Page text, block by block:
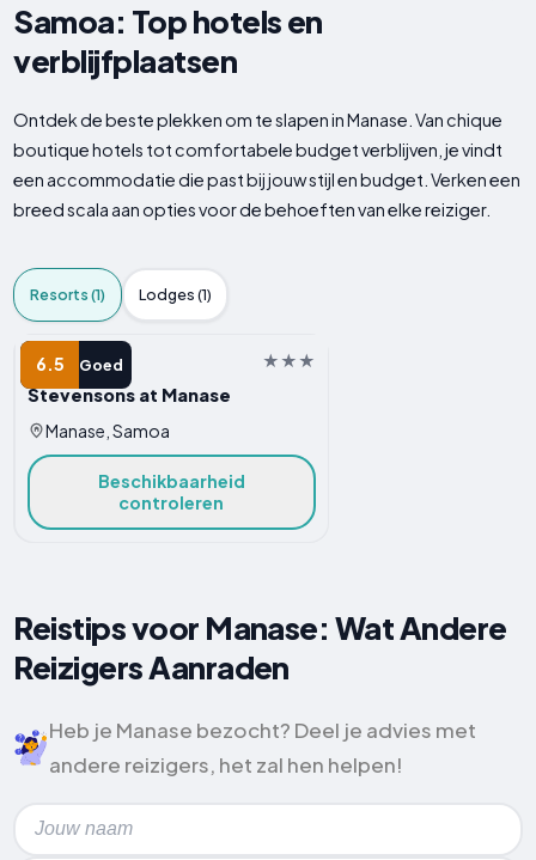
Samoa: Top hotels en
verblijfplaatsen
Ontdek de beste plekken om te slapen in Manase. Van chique
boutique hotels tot comfortabele budget verblijven, je vindt
een accommodatie die past bij jouw stijl en budget. Verken een
breed scala aan opties voor de behoeften van elke reiziger.
Resorts (1) Lodges (1)
6.5 Goed
RESORT
Stevensons at Manase
Manase, Samoa
Beschikbaarheid
controleren
Reistips voor Manase: Wat Andere
Reizigers Aanraden
Heb je Manase bezocht? Deel je advies met
andere reizigers, het zal hen helpen!